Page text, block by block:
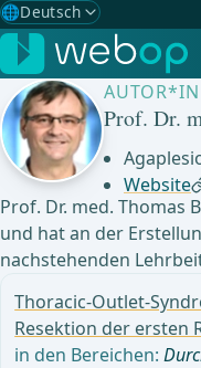
🌐Deutsch
Gewählte Sprache: Deutsch
🇩🇪 Deutsch ✓
🇬🇧English
🇪🇸Spanisch
🇧🇷Brasilianisch
AUTOR*IN
Prof. Dr.
Website
Prof. Dr. med. Thomas
und hat an der
nachstehenden
Thoracic-Outlet-
Resektion der ersten
in den Bereichen: